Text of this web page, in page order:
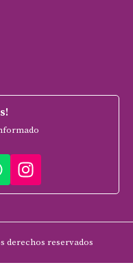
derechos reservados